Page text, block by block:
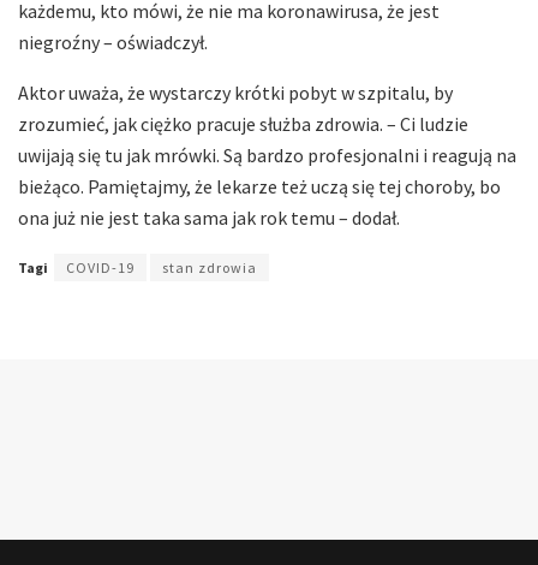
każdemu, kto mówi, że nie ma koronawirusa, że jest
niegroźny – oświadczył.
Aktor uważa, że wystarczy krótki pobyt w szpitalu, by
zrozumieć, jak ciężko pracuje służba zdrowia. – Ci ludzie
uwijają się tu jak mrówki. Są bardzo profesjonalni i reagują na
bieżąco. Pamiętajmy, że lekarze też uczą się tej choroby, bo
ona już nie jest taka sama jak rok temu – dodał.
Tagi COVID-19 stan zdrowia